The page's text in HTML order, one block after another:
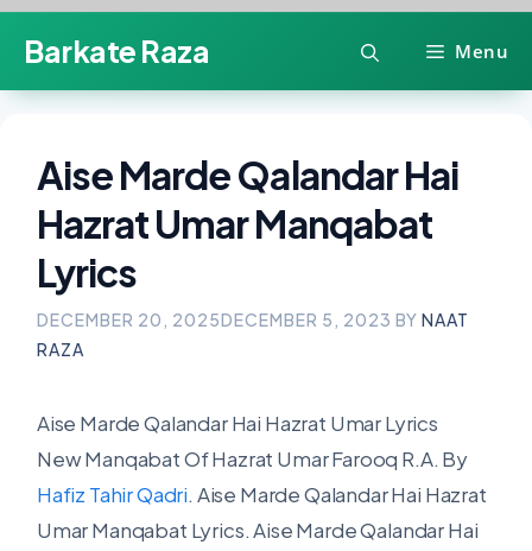
content
Barkate Raza Menu
Aise Marde Qalandar Hai
Hazrat Umar Manqabat
Lyrics
DECEMBER 20, 2025DECEMBER 5, 2023 BY NAAT
RAZA
Aise Marde Qalandar Hai Hazrat Umar Lyrics
New Manqabat Of Hazrat Umar Farooq R.A. By
Hafiz Tahir Qadri. Aise Marde Qalandar Hai Hazrat
Umar Manqabat Lyrics. Aise Marde Qalandar Hai